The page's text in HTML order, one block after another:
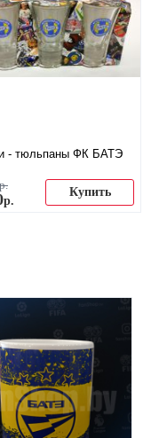
- тюльпаны ФК БАТЭ
р.
р.
Купить